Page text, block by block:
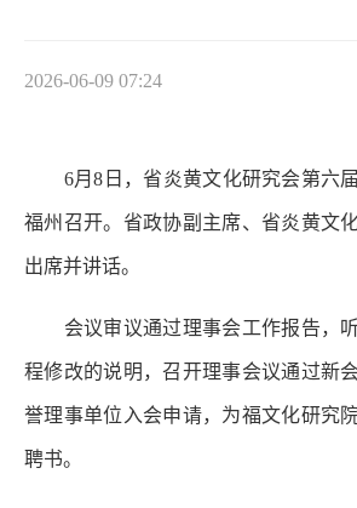
2026-06-09 07:24
6月8日，省炎黄文化研究会第六届
福州召开。省政协副主席、省炎黄文
出席并讲话。
会议审议通过理事会工作报告，听
程修改的说明，召开理事会议通过新
誉理事单位入会申请，为福文化研究
聘书。